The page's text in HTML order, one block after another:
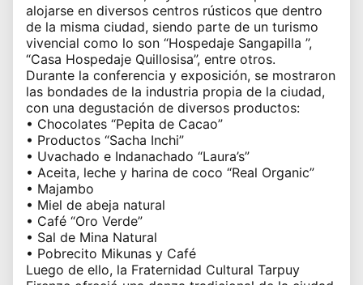
alojarse en diversos centros rústicos que dentro
de la misma ciudad, siendo parte de un turismo
vivencial como lo son “Hospedaje Sangapilla ”,
“Casa Hospedaje Quillosisa”, entre otros.
Durante la conferencia y exposición, se mostraron
las bondades de la industria propia de la ciudad,
con una degustación de diversos productos:
• Chocolates “Pepita de Cacao”
• Productos “Sacha Inchi”
• Uvachado e Indanachado “Laura’s”
• Aceita, leche y harina de coco “Real Organic”
• Majambo
• Miel de abeja natural
• Café “Oro Verde”
• Sal de Mina Natural
• Pobrecito Mikunas y Café
Luego de ello, la Fraternidad Cultural Tarpuy